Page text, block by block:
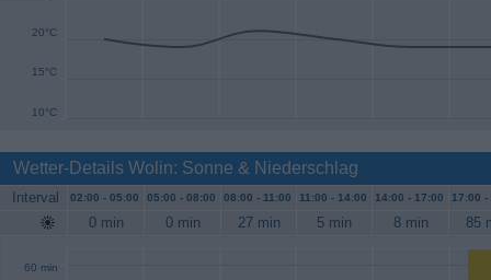
10°C
15°C
20°C
Wetter-Details Wolin: Sonne & Niederschlag
Interval 02:00 - 05:00 05:00 - 08:00 08:00 - 11:00 11:00 - 14:00 14:00 - 17:00 17:00 -
0 min 0 min 27 min 5 min 8 min 85
60 min